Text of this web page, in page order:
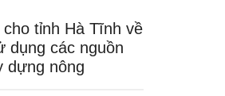
tỉnh Hà Tĩnh về
dụng các nguồn
dựng nông